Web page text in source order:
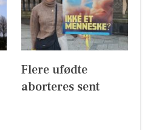
Flere ufødte
aborteres sent